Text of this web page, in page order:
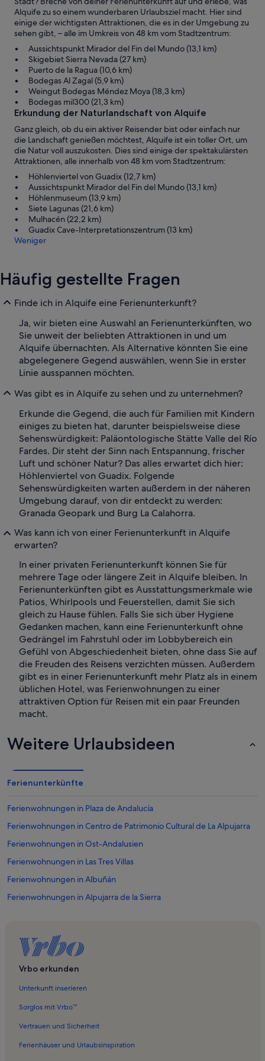
Alquife zu so einem wunderbaren Urlaubsziel macht. Hier sind
einige der wichtigsten Attraktionen, die es in der Umgebung zu
sehen gibt, – alle im Umkreis von 48 km vom Stadtzentrum:
Aussichtspunkt Mirador del Fin del Mundo (13,1 km)
Skigebiet Sierra Nevada (27 km)
Puerto de la Ragua (10,6 km)
Bodegas Al Zagal (5,9 km)
Weingut Bodegas Méndez Moya (18,3 km)
Bodegas mil300 (21,3 km)
Erkundung der Naturlandschaft von Alquife
Ganz gleich, ob du ein aktiver Reisender bist oder einfach nur
die Landschaft genießen möchtest, Alquife ist ein toller Ort, um
die Natur voll auszukosten. Dies sind einige der spektakulärsten
Attraktionen, alle innerhalb von 48 km vom Stadtzentrum:
Höhlenviertel von Guadix (12,7 km)
Aussichtspunkt Mirador del Fin del Mundo (13,1 km)
Höhlenmuseum (13,9 km)
Siete Lagunas (21,6 km)
Mulhacén (22,2 km)
Guadix Cave-Interpretationszentrum (13 km)
Weniger
Häufig gestellte Fragen
Finde ich in Alquife eine Ferienunterkunft?
Ja, wir bieten eine Auswahl an Ferienunterkünften, wo
Sie unweit der beliebten Attraktionen in und um
Alquife übernachten. Als Alternative könnten Sie eine
abgelegenere Gegend auswählen, wenn Sie in erster
Linie ausspannen möchten.
Was gibt es in Alquife zu sehen und zu unternehmen?
Erkunde die Gegend, die auch für Familien mit Kindern
einiges zu bieten hat, darunter beispielsweise diese
Sehenswürdigkeit: Paläontologische Stätte Valle del Río
Fardes. Dir steht der Sinn nach Entspannung, frischer
Luft und schöner Natur? Das alles erwartet dich hier:
Höhlenviertel von Guadix. Folgende
Sehenswürdigkeiten warten außerdem in der näheren
Umgebung darauf, von dir entdeckt zu werden:
Granada Geopark und Burg La Calahorra.
Was kann ich von einer Ferienunterkunft in Alquife
erwarten?
In einer privaten Ferienunterkunft können Sie für
mehrere Tage oder längere Zeit in Alquife bleiben. In
Ferienunterkünften gibt es Ausstattungsmerkmale wie
Patios, Whirlpools und Feuerstellen, damit Sie sich
gleich zu Hause fühlen. Falls Sie sich über Hygiene
Gedanken machen, kann eine Ferienunterkunft ohne
Gedrängel im Fahrstuhl oder im Lobbybereich ein
Gefühl von Abgeschiedenheit bieten, ohne dass Sie auf
die Freuden des Reisens verzichten müssen. Außerdem
gibt es in einer Ferienunterkunft mehr Platz als in einem
üblichen Hotel, was Ferienwohnungen zu einer
attraktiven Option für Reisen mit ein paar Freunden
macht.
Weitere Urlaubsideen
Ferienunterkünfte
Ferienwohnungen in Plaza de Andalucía
Ferienwohnungen in Centro de Patrimonio Cultural de La Alpujarra
Ferienwohnungen in Ost-Andalusien
Ferienwohnungen in Las Tres Villas
Ferienwohnungen in Albuñán
Ferienwohnungen in Alpujarra de la Sierra
Ferienwohnungen in Capileira
Ferienwohnungen in La Alpujarra
Ferienwohnungen in Mecina Bombaron
Ferienwohnungen in Pampaneira
Ferienwohnungen in Verein Garten der Alpujarra
Ferienwohnungen in Ugíjar
Vrbo erkunden
Unterkunft inserieren
Sorglos mit Vrbo™
Vertrauen und Sicherheit
Ferienhäuser und Urlaubsinspiration